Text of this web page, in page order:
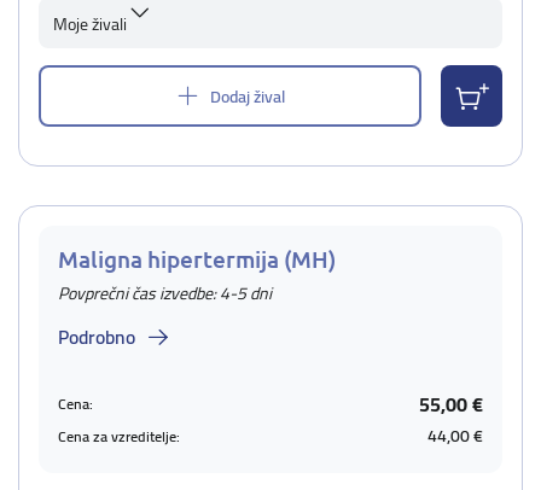
Moje živali
Dodaj žival
Maligna hipertermija (MH)
Povprečni čas izvedbe: 4-5 dni
Podrobno
Cena: 55,00 €
Cena za vzreditelje: 44,00 €